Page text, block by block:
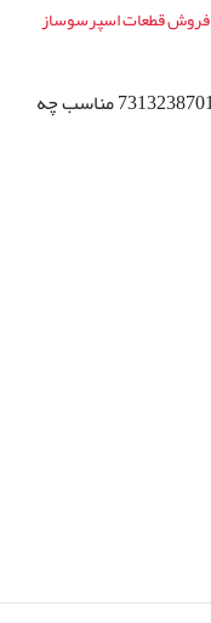
فروش قطعات اسپرسوساز
نازل بخار قهوه ساز دلونگی ETAM29510 کد 7313238701 مناسب چه